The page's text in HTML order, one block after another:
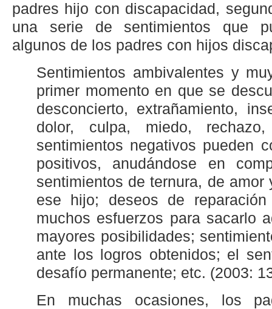
padres hijo con discapacidad,
una serie de sentimientos que
algunos de los padres con hijos
Sentimientos ambivalentes y
primer momento en que se
desconcierto, extrañamiento,
dolor, culpa, miedo,
sentimientos negativos pueden
positivos, anudándose en
sentimientos de ternura, de amor
ese hijo; deseos de
muchos esfuerzos para sacarlo
mayores posibilidades;
ante los logros obtenidos; el
desafío permanente; etc. (2003:
En muchas ocasiones, los